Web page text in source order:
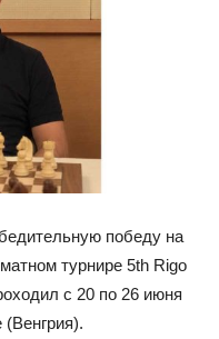
победу на
турнире 5th Rigo
с 20 по 26 июня
(Венгрия).